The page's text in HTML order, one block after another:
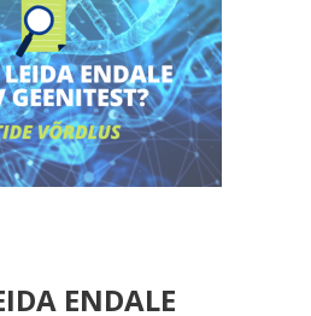
ENDALE